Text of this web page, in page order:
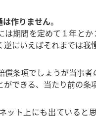
は作りません。
は期間を定めて１年と
にいえばそれまでは我
償条項でしょうが当事
できる、当たり前の条
ット上にも出ていると